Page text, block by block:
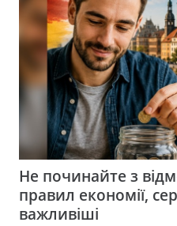
Не починайте з
правил економії,
важливіші